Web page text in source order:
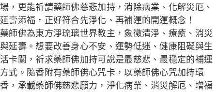
https://aftee.tw/terms/#terms3
３．未成年的使用者請事先徵得法定代理人或監護人之同意方可使用
「AFTEE先享後付」，若未經同意申辦者引起之損失，本公司不負相關責
任。
４．使用「AFTEE先享後付」時，將依據個別帳號之用戶狀況，依本公司即
時審查核予不同之上限額度；若仍有額度不足之情形，本公司將視審查結果
請求用戶進行身份認證。
５．嚴禁一人註冊多個帳號或使用他人資訊註冊。若發現惡意使用之情形，
恩沛科技股份有限公司將有權停止該用戶之使用額度並採取法律行動。
場，更能祈請藥師佛慈悲加持，消除病業、化解災厄、
延壽添福，正好符合先淨化、再補運的開運概念！
藥師佛為東方淨琉璃世界教主，象徵清淨、療癒、消災
與延壽。想要改善身心不安、運勢低迷、健康阻礙與生
活卡關，祈求藥師佛加持可說是最慈悲、最穩定的補運
方式。隨香附有藥師佛心咒卡，以藥師佛心咒加持環
香，承載藥師佛慈悲願力，淨化病業、消災解厄、增福